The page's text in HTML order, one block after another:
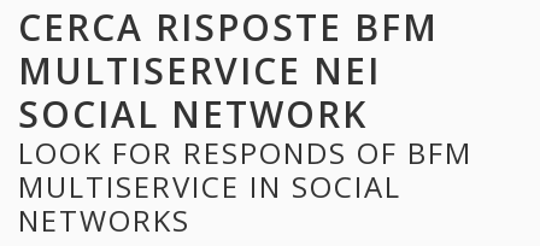
CERCA RISPOSTE BFM
MULTISERVICE NEI
SOCIAL NETWORK
LOOK FOR RESPONDS OF BFM
MULTISERVICE IN SOCIAL
NETWORKS